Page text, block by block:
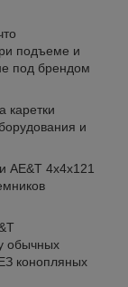
подъеме и
под брендом
каретки
и
AE&T 4х4х121
обычных
конопляных